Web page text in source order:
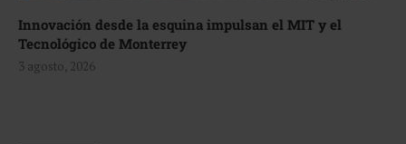
Innovación desde la esquina impulsan el MIT y el
Tecnológico de Monterrey
3 agosto, 2026